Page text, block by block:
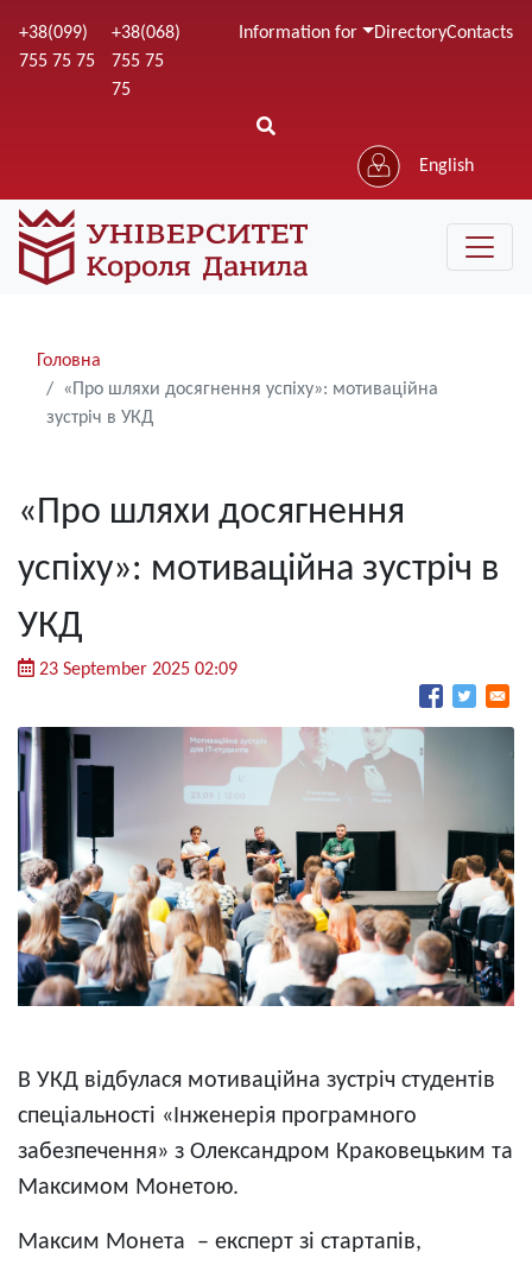
to
+38(099)
755 75 75
+38(068)
755 75
75
Information for DirectoryContacts
English
Рядки
навіґації
Головна
«Про шляхи досягнення успіху»: мотиваційна
зустріч в УКД
«Про шляхи досягнення
успіху»: мотиваційна зустріч в
УКД
23 September 2025 02:09
В УКД відбулася мотиваційна зустріч студентів
спеціальності «Інженерія програмного
забезпечення» з Олександром Краковецьким та
Максимом Монетою.
Максим Монета – експерт зі стартапів,